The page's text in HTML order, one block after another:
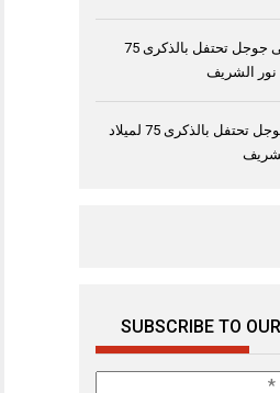
جوجل تحتفل بالذكرى 75
نور الشريف
جوجل تحتفل بالذكرى 75 لميلاد
SUBSCRIBE TO